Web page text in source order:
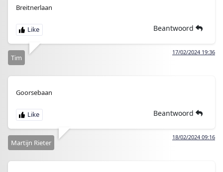
Breitnerlaan
Beantwoord
17/02/2024 19:36
Tim
Goorsebaan
Beantwoord
18/02/2024 09:16
Martijn Rieter